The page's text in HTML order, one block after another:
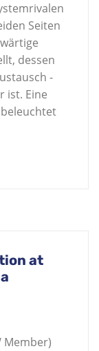
Seiten
dessen
-
ist. Eine
at
Member)